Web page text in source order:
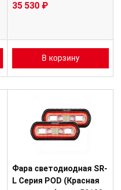
35 530 ₽
В корзину
Фара светодиодная SR-
L Серия POD (Красная